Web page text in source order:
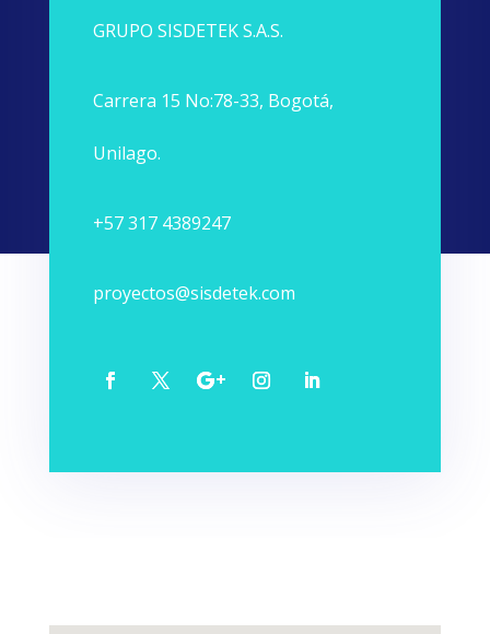
GRUPO SISDETEK S.A.S.
Carrera 15 No:78-33, Bogotá,
Unilago.
+57 317 4389247
proyectos@sisdetek.com